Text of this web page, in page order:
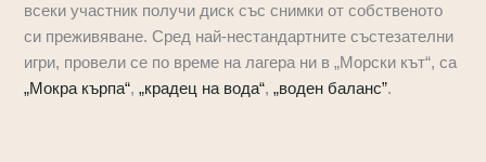
всеки участник получи диск със снимки от собственото
си преживяване. Сред най-нестандартните състезателни
игри, провели се по време на лагера ни в „Морски кът“, са
„Мокра кърпа“,„крадец на вода“,„воден баланс”.